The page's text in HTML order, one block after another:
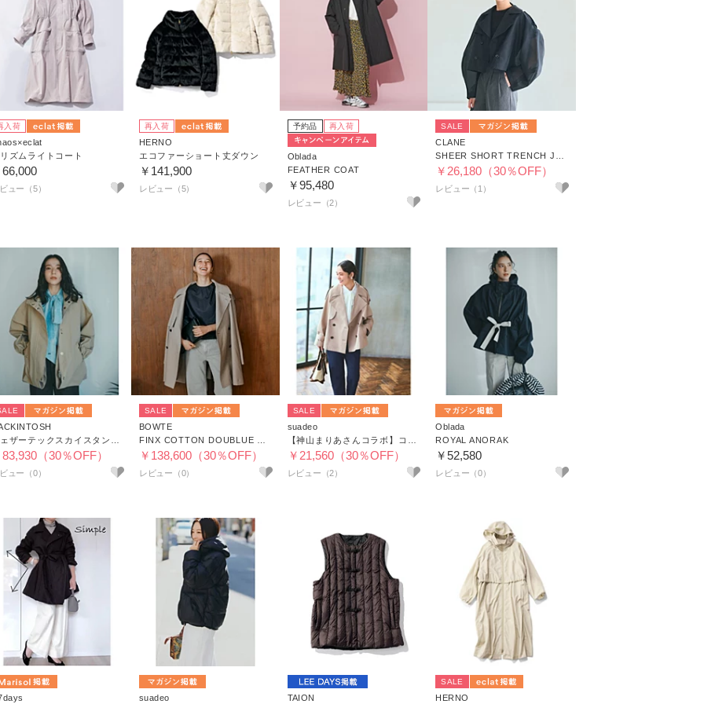
入荷
ズムライトコート
66,000
ュー（5）
再入荷
HERNO
エコファーショート丈ダウン
￥141,900
レビュー（5）
予約品 再入荷
Oblada
FEATHER COAT
￥95,480
レビュー（2）
SALE
CLANE
￥26,180（30％OFF）
レビュー（1）
83,930（30％OFF）
SALE
BOWTE
￥138,600（30％OFF）
SALE
suadeo
￥21,560（30％OFF）
レビュー（2）
Oblada
ROYAL ANORAK
￥52,580
suadeo TAION
SALE
HERNO